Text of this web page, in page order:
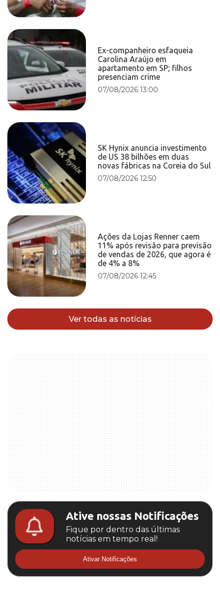
Ex-companheiro esfaqueia
Carolina Araújo em
apartamento em SP; filhos
presenciam crime
07/08/2026 13:00
SK Hynix anuncia investimento
de US 38 bilhões em duas
novas fábricas na Coreia do Sul
07/08/2026 12:50
Ações da Lojas Renner caem
11% após revisão para previsão
de vendas de 2026, que agora é
de 4% a 8%
07/08/2026 12:45
Ver todas as notícias
Ative nossas Notificações
Fique por dentro das últimas
notícias em tempo real!
Ativar Notificações